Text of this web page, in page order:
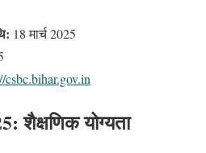
18 मार्च 2025
csbc.bihar.gov.in
शैक्षणिक योग्यता